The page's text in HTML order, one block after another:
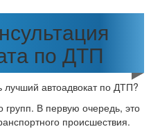
по ДТП
лучший автоадвокат по ДТП?
групп. В первую очередь, это
происшествия.